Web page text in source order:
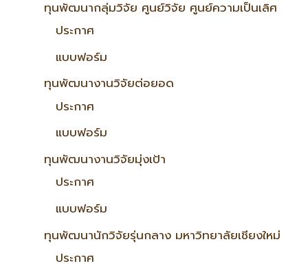
ทุนพัฒนากลุ่มวิจัย ศูนย์วิจัย ศูนย์ความเป็นเลิศ
ประกาศ
แบบฟอร์ม
ทุนพัฒนางานวิจัยต่อยอด
ประกาศ
แบบฟอร์ม
ทุนพัฒนางานวิจัยมุ่งเป้า
ประกาศ
แบบฟอร์ม
ทุนพัฒนานักวิจัยรุ่นกลาง มหาวิทยาลัยเชียงใหม่
ประกาศ